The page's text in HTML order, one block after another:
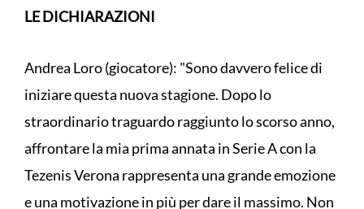
LE DICHIARAZIONI
Andrea Loro (giocatore): "Sono davvero felice di
iniziare questa nuova stagione. Dopo lo
straordinario traguardo raggiunto lo scorso anno,
affrontare la mia prima annata in Serie A con la
Tezenis Verona rappresenta una grande emozione
e una motivazione in più per dare il massimo. Non